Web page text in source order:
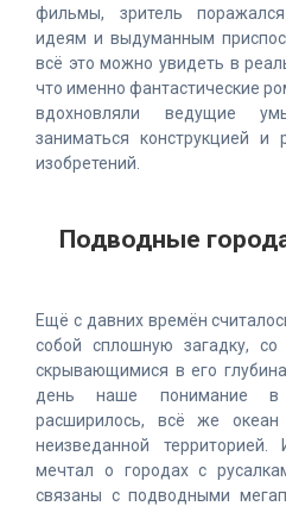
фильмы, зритель
идеям и выдуманным
всё это можно увидеть в
что именно фантастические
вдохновляли ведущие
заниматься конструкцией и
изобретений.
Подводные
Ещё с давних времён
собой сплошную загадку, со
скрывающимися в его
день наше понимание в
расширилось, всё же
неизведанной
мечтал о городах с
связаны с подводными